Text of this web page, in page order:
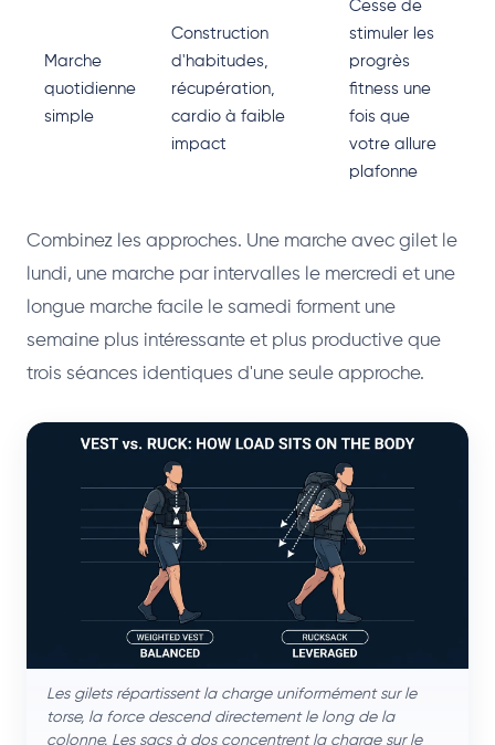
Marche
quotidienne
simple
Construction
d'habitudes,
récupération,
cardio à faible
impact
Cesse de
stimuler les
progrès
fitness une
fois que
votre allure
plafonne
Combinez les approches. Une marche avec gilet le
lundi, une marche par intervalles le mercredi et une
longue marche facile le samedi forment une
semaine plus intéressante et plus productive que
trois séances identiques d'une seule approche.
Les gilets répartissent la charge uniformément sur le
torse, la force descend directement le long de la
colonne. Les sacs à dos concentrent la charge sur le